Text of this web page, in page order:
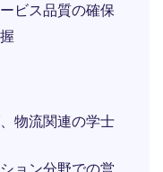
ビス品質の確保
物流関連の学士
ョン分野での営